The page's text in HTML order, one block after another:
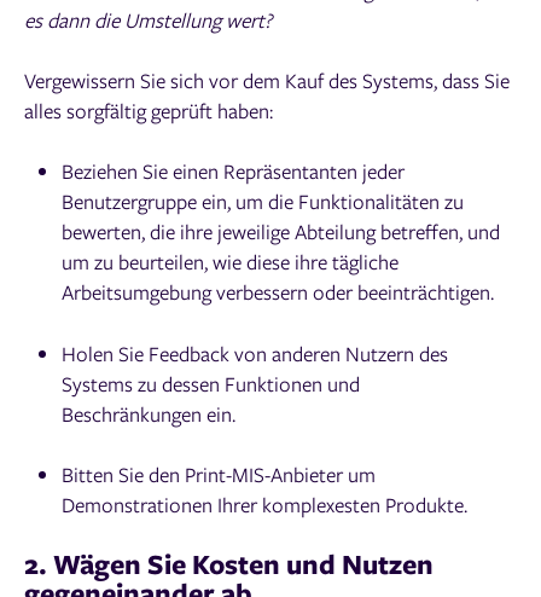
es dann die Umstellung wert?
Vergewissern Sie sich vor dem Kauf des Systems, dass Sie
alles sorgfältig geprüft haben:
Beziehen Sie einen Repräsentanten jeder
Benutzergruppe ein, um die Funktionalitäten zu
bewerten, die ihre jeweilige Abteilung betreffen, und
um zu beurteilen, wie diese ihre tägliche
Arbeitsumgebung verbessern oder beeinträchtigen.
Holen Sie Feedback von anderen Nutzern des
Systems zu dessen Funktionen und
Beschränkungen ein.
Bitten Sie den Print-MIS-Anbieter um
Demonstrationen Ihrer komplexesten Produkte.
2. Wägen Sie Kosten und Nutzen